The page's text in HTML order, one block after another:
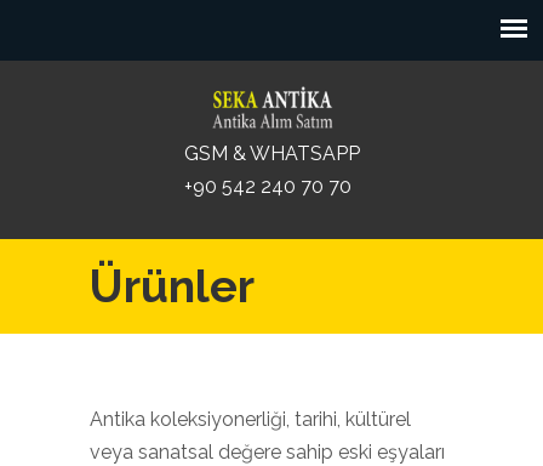
GSM & WHATSAPP
+90 542 240 70 70
Ürünler
Antika koleksiyonerliği, tarihi, kültürel
veya sanatsal değere sahip eski eşyaları